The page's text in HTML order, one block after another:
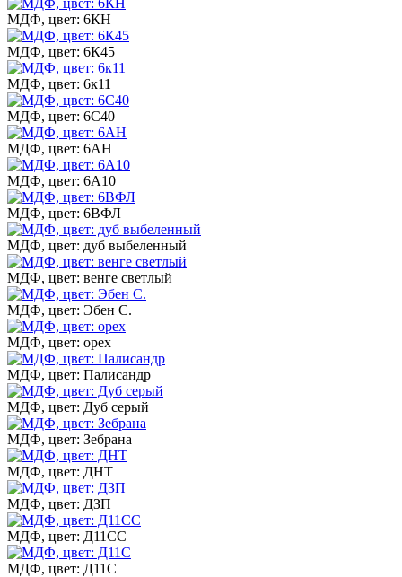
МДФ, цвет: 6КН
МДФ, цвет: 6К45
МДФ, цвет: 6к11
МДФ, цвет: 6С40
МДФ, цвет: 6АН
МДФ, цвет: 6А10
МДФ, цвет: 6ВФЛ
МДФ, цвет: дуб выбеленный
МДФ, цвет: венге светлый
МДФ, цвет: Эбен С.
МДФ, цвет: орех
МДФ, цвет: Палисандр
МДФ, цвет: Дуб серый
МДФ, цвет: Зебрана
МДФ, цвет: ДНТ
МДФ, цвет: ДЗП
МДФ, цвет: Д11СС
МДФ, цвет: Д11С